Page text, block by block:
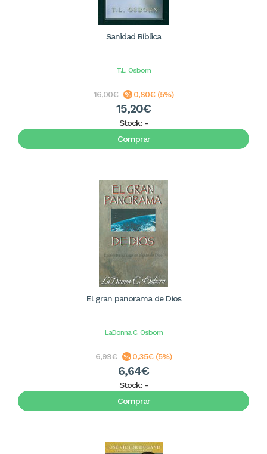
Sanidad Bíblica
T.L. Osborn
16,00€ 0,80€ (5%)
15,20€
Stock: -
Comprar
El gran panorama de Dios
LaDonna C. Osborn
6,99€ 0,35€ (5%)
6,64€
Stock: -
Comprar